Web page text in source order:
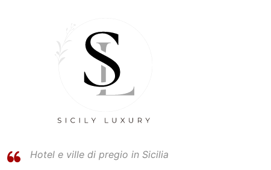
Hotel e ville di pregio in Sicilia